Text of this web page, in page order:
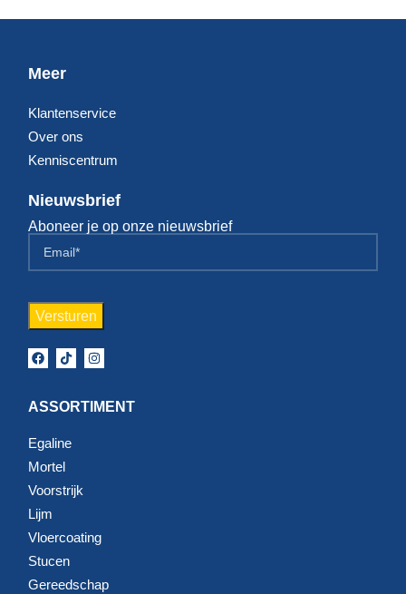
Meer
Klantenservice
Over ons
Kenniscentrum
Nieuwsbrief
Aboneer je op onze nieuwsbrief
ASSORTIMENT
Egaline
Mortel
Voorstrijk
Lijm
Vloercoating
Stucen
Gereedschap